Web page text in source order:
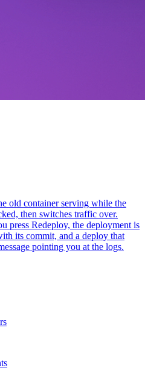
old container serving while the
then switches traffic over.
press Redeploy, the deployment is
its commit, and a deploy that
pointing you at the logs.